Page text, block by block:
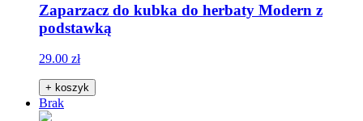
Zaparzacz do kubka do herbaty Modern z
podstawką
29.00 zł
+ koszyk
Brak